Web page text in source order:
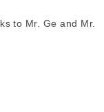
to Mr. Ge and Mr.